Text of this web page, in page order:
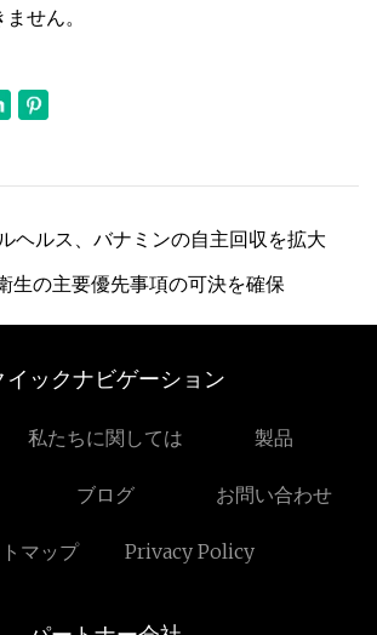
せん。
ヘルス、バナミンの自主回収を拡大
生の主要優先事項の可決を確保
イックナビゲーション
私たちに関しては 製品
ブログ お問い合わせ
マップ Privacy Policy